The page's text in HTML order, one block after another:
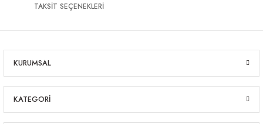
TAKSİT SEÇENEKLERİ
KURUMSAL
KATEGORİ